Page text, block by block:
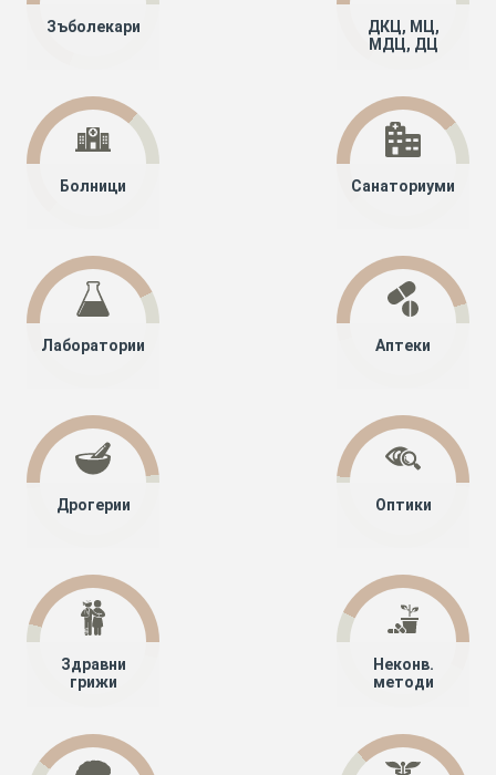
Зъболекари
ДКЦ, МЦ,
МДЦ, ДЦ
Болници Санаториуми
Лаборатории Аптеки
Дрогерии Оптики
Здравни
грижи
Неконв.
методи